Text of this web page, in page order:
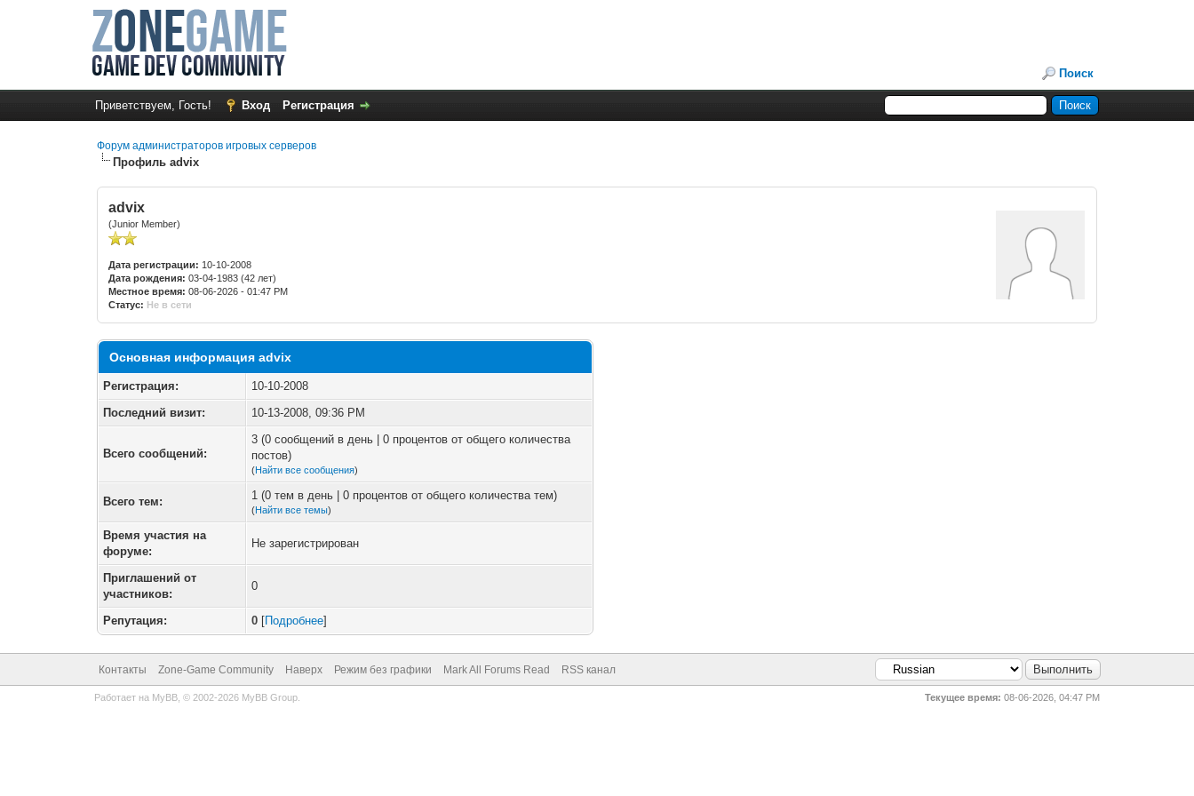
Поиск
Приветствуем, Гость! Вход Регистрация
Форум администраторов игровых серверов
Профиль advix
advix
(Junior Member)
Дата регистрации: 10-10-2008
Дата рождения: 03-04-1983 (42 лет)
Местное время: 08-06-2026 - 01:47 PM
Статус: Не в сети
Основная информация advix
Регистрация:
10-10-2008
Последний визит:
10-13-2008, 09:36 PM
Всего сообщений:
3 (0 сообщений в день | 0 процентов от общего количества
постов)
(Найти все сообщения)
Всего тем: 1 (0 тем в день | 0 процентов от общего количества тем)
(Найти все темы)
Время участия на
форуме:
Не зарегистрирован
Приглашений от
участников:
0
Репутация: 0 [Подробнее]
Контакты Zone-Game Community Наверх Режим без графики Mark All Forums Read RSS канал
Текущее время: 08-06-2026, 04:47 PM
Работает на MyBB, © 2002-2026 MyBB Group.